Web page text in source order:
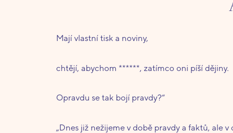
Mají vlastní tisk a noviny,
chtějí, abychom ******, zatímco oni píší dějiny.
Opravdu se tak bojí pravdy?“
„Dnes již nežijeme v době pravdy a faktů, ale